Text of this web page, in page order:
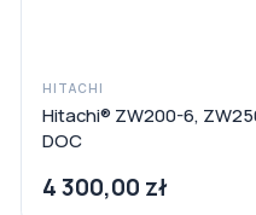
HITACHI
Hitachi® ZW200-6,
DOC
4 300,00 zł